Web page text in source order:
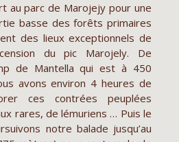
au parc de Marojejy pour une
basse des forêts primaires
des lieux exceptionnels de
du pic Marojely. De
de Mantella qui est à 450
avons environ 4 heures de
ces contrées peuplées
rares, de lémuriens … Puis le
notre balade jusqu’au